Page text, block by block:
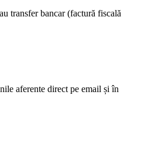
transfer bancar (factură fiscală
aferente direct pe email și în